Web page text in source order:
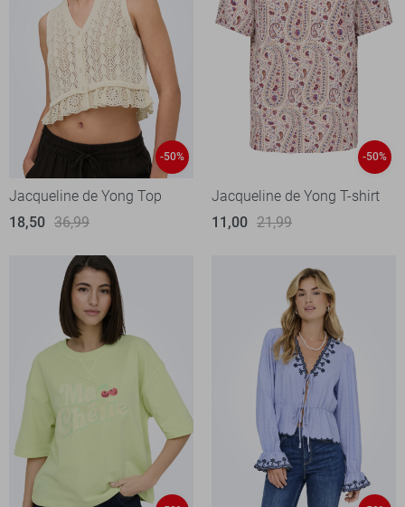
-50%
Jacqueline de Yong Top
18,50 36,99
-50%
Jacqueline de Yong T-shirt
11,00 21,99